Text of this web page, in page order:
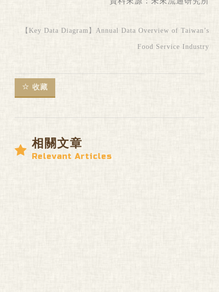
【Key Data Diagram】Annual Data Overview of Taiwan’s
Food Service Industry
收藏
相關文章
Relevant Articles